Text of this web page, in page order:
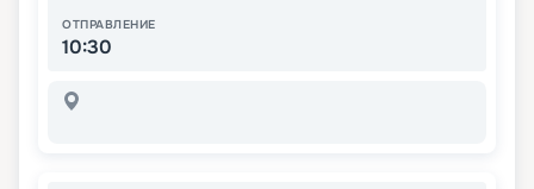
ОТПРАВЛЕНИЕ
10:30